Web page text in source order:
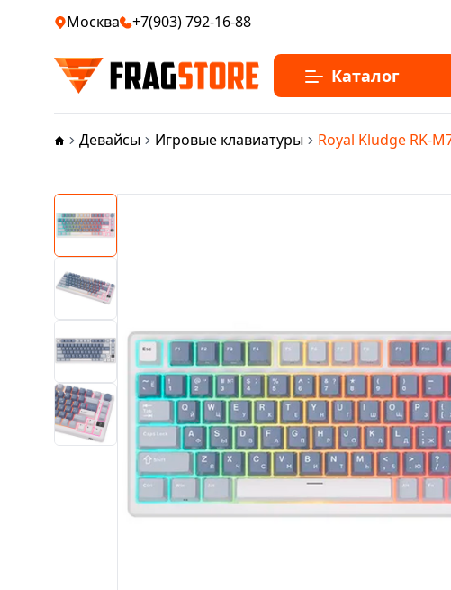
Москва +7(903) 792-16-88
Каталог
Девайсы Игровые клавиатуры Royal Kludge RK-